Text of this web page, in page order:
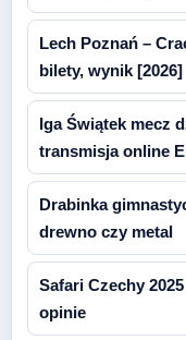
Lech Poznań –
bilety, wynik [2026]
Iga Świątek mecz
transmisja online
Drabinka
drewno czy metal
Safari Czechy
opinie